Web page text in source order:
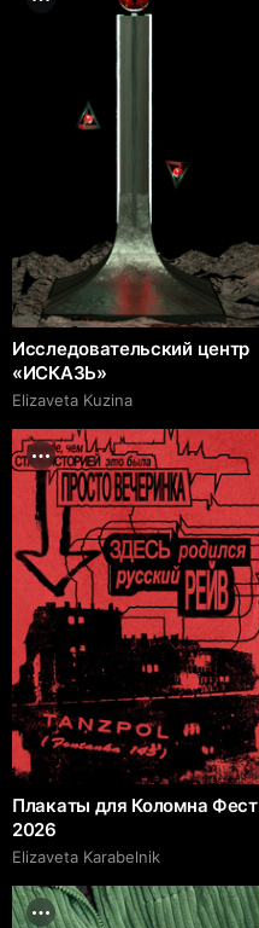
Исследовательский центр
«ИСКАЗЬ»
Elizaveta Kuzina
Плакаты для Коломна Фест
2026
Elizaveta Karabelnik